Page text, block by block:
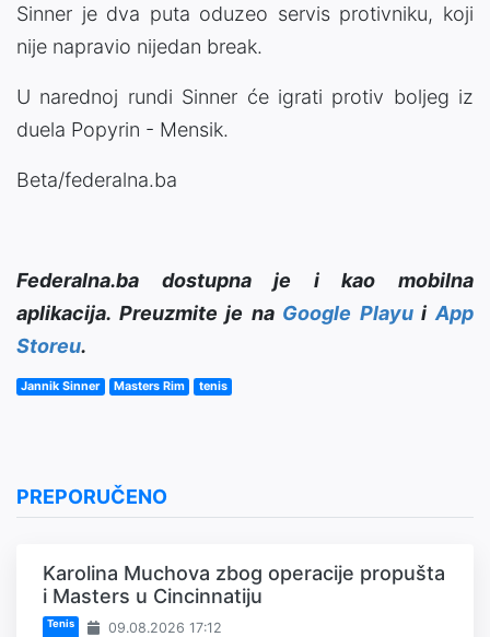
Sinner je dva puta oduzeo servis protivniku, koji
nije napravio nijedan break.
U narednoj rundi Sinner će igrati protiv boljeg iz
duela Popyrin - Mensik.
Beta/federalna.ba
Federalna.ba dostupna je i kao mobilna
aplikacija. Preuzmite je na Google PlayuiApp
Storeu.
Jannik Sinner Masters Rim tenis
PREPORUČENO
Karolina Muchova zbog operacije propušta
i Masters u Cincinnatiju
Tenis 09.08.2026 17:12